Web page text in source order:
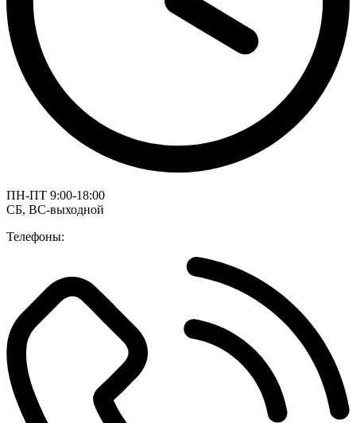
ПН-ПТ 9:00-18:00
СБ, ВС-выходной
Телефоны: